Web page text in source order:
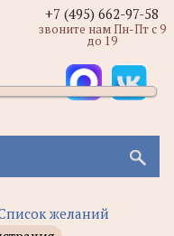
желаний
+7 (495) 662-97-58
звоните нам Пн-Пт с 9
до 19